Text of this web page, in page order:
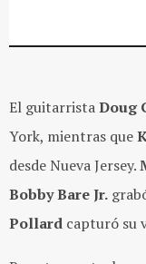
El guitarristaDoug
York, mientras que
desde Nueva Jersey.
Bobby Bare Jr.
Pollard capturó su